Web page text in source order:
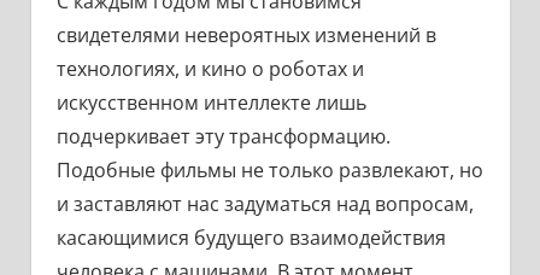
свидетелями невероятных изменений в
технологиях, и кино о роботах и
искусственном интеллекте лишь
подчеркивает эту трансформацию.
Подобные фильмы не только развлекают, но
и заставляют нас задуматься над вопросам,
касающимися будущего взаимодействия